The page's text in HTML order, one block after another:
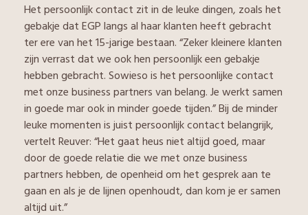
Het persoonlijk contact zit in de leuke dingen, zoals het
gebakje dat EGP langs al haar klanten heeft gebracht
ter ere van het 15-jarige bestaan. “Zeker kleinere klanten
zijn verrast dat we ook hen persoonlijk een gebakje
hebben gebracht. Sowieso is het persoonlijke contact
met onze business partners van belang. Je werkt samen
in goede mar ook in minder goede tijden.” Bij de minder
leuke momenten is juist persoonlijk contact belangrijk,
vertelt Reuver: “Het gaat heus niet altijd goed, maar
door de goede relatie die we met onze business
partners hebben, de openheid om het gesprek aan te
gaan en als je de lijnen openhoudt, dan kom je er samen
altijd uit.”